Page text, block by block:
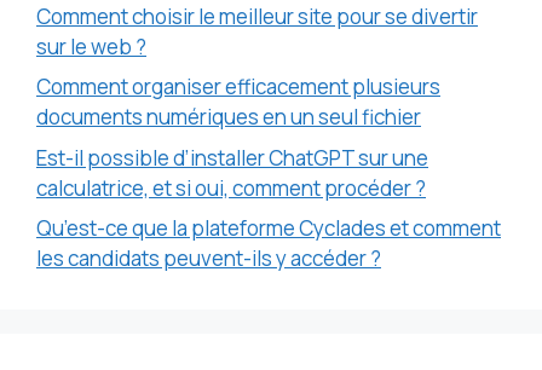
Comment choisir le meilleur site pour se divertir
sur le web ?
Comment organiser efficacement plusieurs
documents numériques en un seul fichier
Est-il possible d’installer ChatGPT sur une
calculatrice, et si oui, comment procéder ?
Qu’est-ce que la plateforme Cyclades et comment
les candidats peuvent-ils y accéder ?